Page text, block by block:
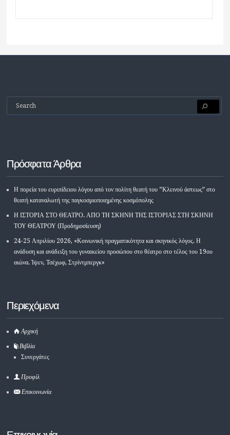
Πρόσφατα Άρθρα
Η πορεία του ευριπίδειου λόγου από τον πολίτη θεατή του “Κλεινού άστεως” στο
θεατή καταναλωτή της παγκοσμιοποιημένης κοσμόπολης
Η ΙΣΤΟΡΙΑ ΣΤΟ ΘΕΑΤΡΟ. ΑΠΟ ΤΗ ΣΚΗΝΗ ΤΗΣ ΙΣΤΟΡΙΑΣ ΣΤΗ ΣΚΗΝΗ
ΤΟΥ ΘΕΑΤΡΟΥ (Προδημοσίευση)
24-25 Απριλίου 2026, «Κοινωνική πραγματικότητα και σκηνικός λόγος. Η
ανάδυση και ανάδειξη του γυναικείου προσώπου στο θέατρο στο τέλος του 19ου
αιώνα. Ίψεν, Τσέχωφ, Στρίντμπεργκ»
Περιεχόμενα
Αρχική
Βιβλία
Συνεργάτες
Προφίλ
Επικοινωνία